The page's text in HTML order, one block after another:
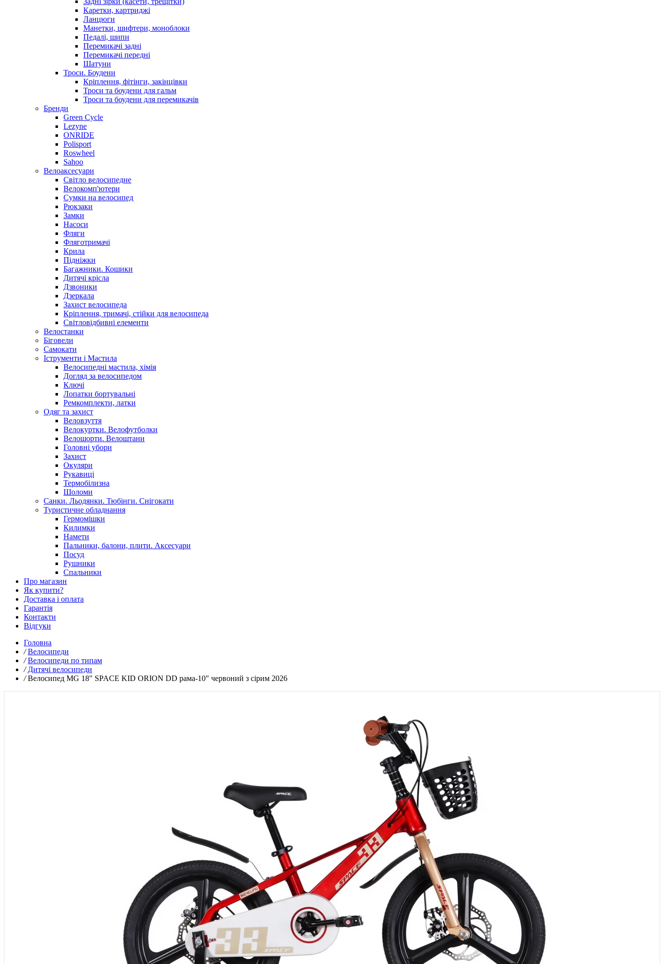
Каретки, картриджі
Ланцюги
Манетки, шифтери, моноблоки
Педалі, шипи
Перемикачі задні
Перемикачі передні
Шатуни
Троси. Боудени
Кріплення, фітінги, закінцівки
Троси та боудени для гальм
Троси та боудени для перемикачів
Бренди
Green Cycle
Lezyne
ONRIDE
Polisport
Roswheel
Sahoo
Велоаксесуари
Світло велосипедне
Велокомп'ютери
Сумки на велосипед
Рюкзаки
Замки
Насоси
Фляги
Фляготримачі
Крила
Підніжки
Багажники. Кошики
Дитячі крісла
Дзвоники
Дзеркала
Захист велосипеда
Кріплення, тримачі, стійки для велосипеда
Світловідбивні елементи
Велостанки
Біговели
Самокати
Іструменти і Мастила
Велосипедні мастила, хімія
Догляд за велосипедом
Ключі
Лопатки бортувальні
Ремкомплекти, латки
Одяг та захист
Веловзуття
Велокуртки. Велофутболки
Велошорти. Велоштани
Головні убори
Захист
Окуляри
Рукавиці
Термобілизна
Шоломи
Санки. Льодянки. Тюбінги. Снігокати
Туристичне обладнання
Гермомішки
Килимки
Намети
Пальники, балони, плити. Аксесуари
Посуд
Рушники
Спальники
Про магазин
Як купити?
Доставка і оплата
Гарантія
Контакти
Відгуки
Головна
/ Велосипеди
/ Велосипеди по типам
/ Дитячі велосипеди
/ Велосипед MG 18" SPACE KID ORION DD рама-10" червоний з сірим 2026